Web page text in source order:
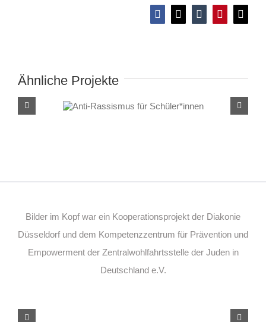
Facebook
X TumblrPinterest
E-
Ähnliche ProjekteAnti-Rassismus für
Schüler*innen
Bilder im Kopf war ein Kooperationsprojekt der Diakonie
Düsseldorf und dem Kompetenzzentrum für Prävention und
Empowerment der Zentralwohlfahrtsstelle der Juden in
Deutschland e.V.